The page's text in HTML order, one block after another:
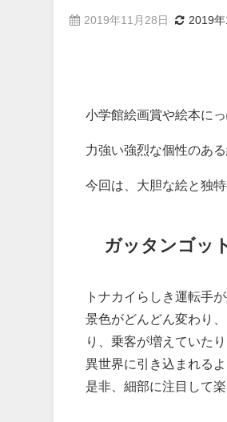
2019年11月28日 2019
小学館絵画賞や絵本に
力強い強烈な個性のあ
今回は、大胆な絵と独
ガッタンゴッ
トナカイらしき運転手
景色がどんどん変わり
り、乗客が増えていた
異世界に引き込まれる
是非、細部に注目して楽